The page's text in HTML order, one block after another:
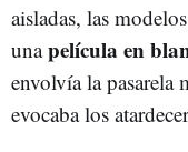
aisladas, las
unapelícula en
envolvía la pasarela
evocaba los